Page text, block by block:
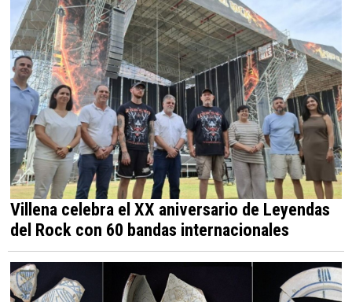
Villena celebra el XX aniversario de Leyendas
del Rock con 60 bandas internacionales